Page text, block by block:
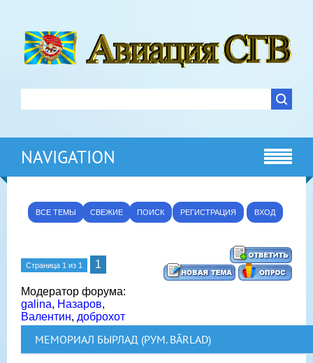
NAVIGATION
ВСЕ ТЕМЫ СВЕЖИЕ ПОИСК РЕГИСТРАЦИЯ ВХОД
Страница 1 из 1 1
Модератор форума:
galina, Назаров,
Валентин, доброхот
МЕМОРИАЛ БЫРЛАД (РУМ. BÂRLAD)